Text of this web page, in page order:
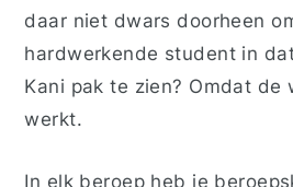
daar niet dwars doorheen
hardwerkende student in
Kani pak te zien? Omdat de
werkt.
In elk beroep heb je